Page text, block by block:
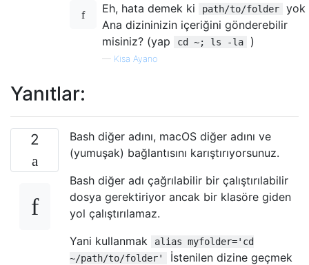
Eh, hata demek ki path/to/folder
yok
Ana dizininizin içeriğini gönderebilir
misiniz? (yap
cd ~; ls -la )
— Kisa Ayano
Yanıtlar:
2
Bash diğer adını, macOS diğer adını ve
(yumuşak) bağlantısını karıştırıyorsunuz.
Bash diğer adı çağrılabilir bir çalıştırılabilir
dosya gerektiriyor ancak bir klasöre giden
yol çalıştırılamaz.
Yani kullanmak
alias myfolder='cd
~/path/to/folder'
İstenilen dizine geçmek